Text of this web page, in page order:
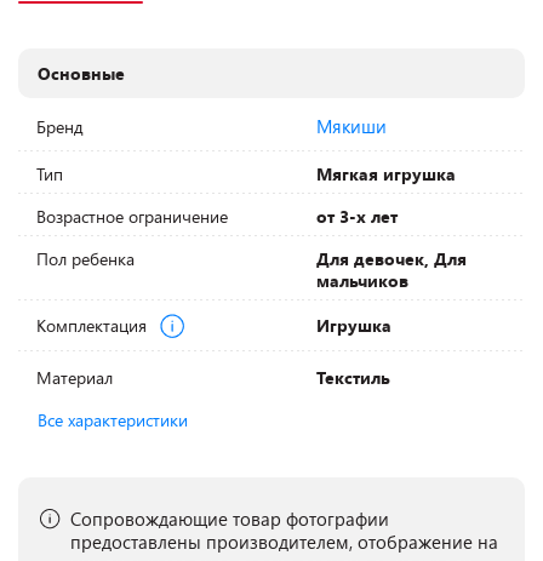
Основные
Бренд Мякиши
Тип
Мягкая игрушка
Возрастное ограничение
от 3-х лет
Пол ребенка
Для девочек, Для
мальчиков
Комплектация
Игрушка
Материал
Текстиль
Все характеристики
Сопровождающие товар фотографии
предоставлены производителем, отображение на